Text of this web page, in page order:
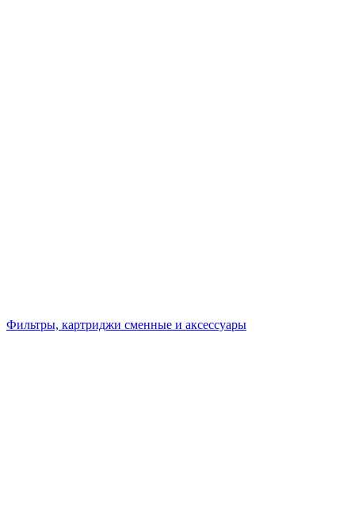
Фильтры, картриджи сменные и аксессуары